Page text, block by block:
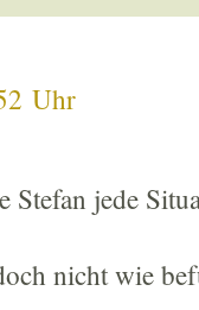
Uhr
jede
nicht wie